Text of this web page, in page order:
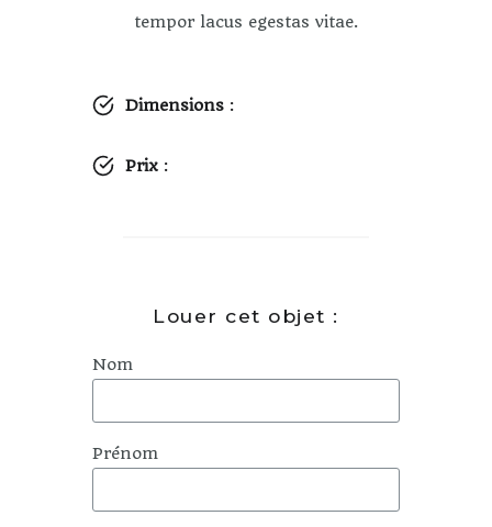
tempor lacus egestas vitae.
Dimensions :
Prix :
Louer cet objet :
Nom
Prénom